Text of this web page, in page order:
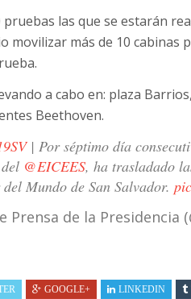
las que se estarán
movilizar más de 10 cabinas
a cabo en: plaza
Beethoven.
| Por séptimo día
@EICEES, ha trasladado
Mundo de San Salvador.
de la Presidencia
GOOGLE+ LINKEDIN